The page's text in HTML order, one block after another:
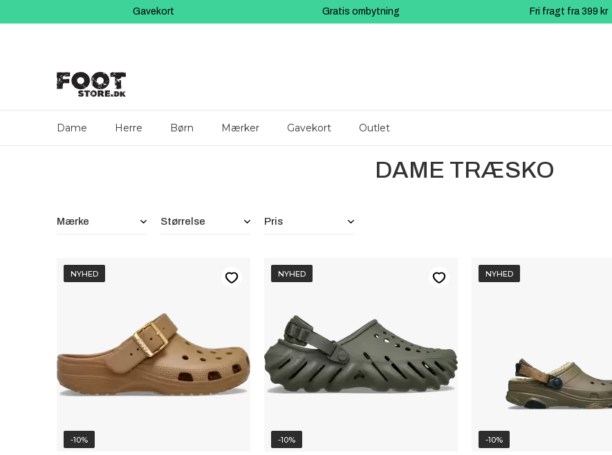
Gavekort Gratis ombytning Fri fragt fra 399 kr
Dame Herre Børn Mærker Gavekort Outlet
DAME TRÆSKO
Mærke Størrelse Pris
-10%
NYHED
-10%
NYHED
-10%
NYHED